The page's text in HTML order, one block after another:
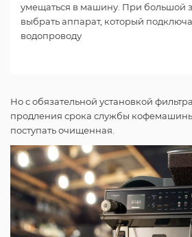
умещаться в машину. При большой
выбрать аппарат, который
водопроводу
Но с обязательной установкой
продления срока службы
поступать очищенная.